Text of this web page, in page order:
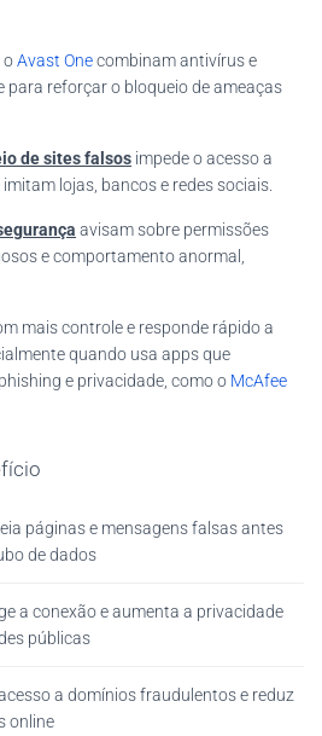
oAvast Onecombinam antivírus e
para reforçar o bloqueio de ameaças
de sites falsos impede o acesso a
lojas, bancos e redes sociais.
avisam sobre permissões
e comportamento anormal,
mais controle e responde rápido a
quando usa apps que
e privacidade, como o McAfee
páginas e mensagens falsas antes
de dados
a conexão e aumenta a privacidade
públicas
a domínios fraudulentos e reduz
online